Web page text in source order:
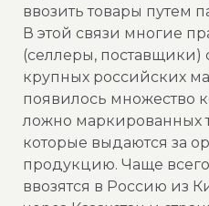
ввозить товары путем
В этой связи многие
(селлеры, поставщики)
крупных российских
появилось множество
ложно маркированных
которые выдаются за
продукцию. Чаще всего
ввозятся в Россию из